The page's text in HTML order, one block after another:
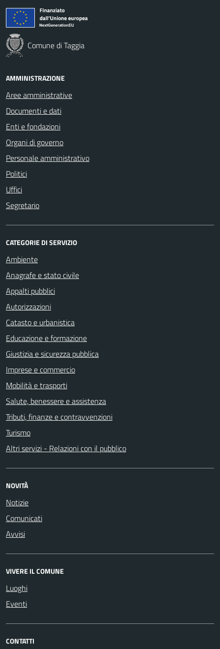
Comune di Taggia
AMMINISTRAZIONE
Aree amministrative
Documenti e dati
Enti e fondazioni
Organi di governo
Personale amministrativo
Politici
Uffici
Segretario
CATEGORIE DI SERVIZIO
Ambiente
Anagrafe e stato civile
Appalti pubblici
Autorizzazioni
Catasto e urbanistica
Educazione e formazione
Giustizia e sicurezza pubblica
Imprese e commercio
Mobilità e trasporti
Salute, benessere e assistenza
Tributi, finanze e contravvenzioni
Turismo
Altri servizi - Relazioni con il pubblico
NOVITÀ
Notizie
Comunicati
Avvisi
VIVERE IL COMUNE
Luoghi
Eventi
CONTATTI